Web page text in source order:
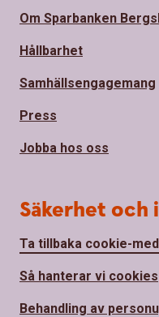
Om Sparbanken
Hållbarhet
Samhällsengagemang
Press
Jobba hos oss
Säkerhet
Ta tillbaka cookie-
Så hanterar vi cookies
Behandling av